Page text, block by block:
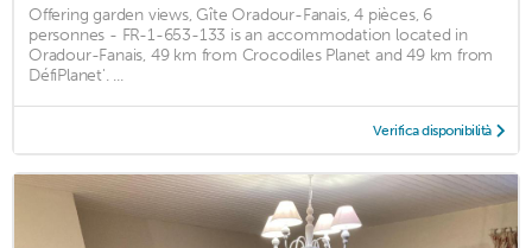
Offering garden views, Gîte Oradour-Fanais, 4 pièces, 6
personnes - FR-1-653-133 is an accommodation located in
Oradour-Fanais, 49 km from Crocodiles Planet and 49 km from
DéfiPlanet'. ...
Verifica disponibilità